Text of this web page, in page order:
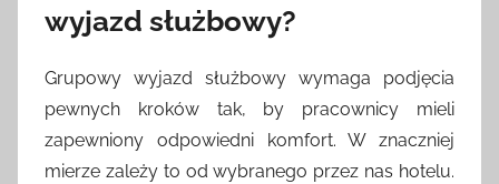
wyjazd służbowy?
Grupowy wyjazd służbowy wymaga podjęcia
pewnych kroków tak, by pracownicy mieli
zapewniony odpowiedni komfort. W znaczniej
mierze zależy to od wybranego przez nas hotelu.